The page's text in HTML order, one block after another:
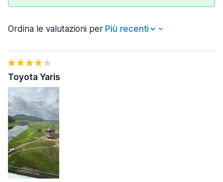
Ordina le valutazioni per
Toyota Yaris